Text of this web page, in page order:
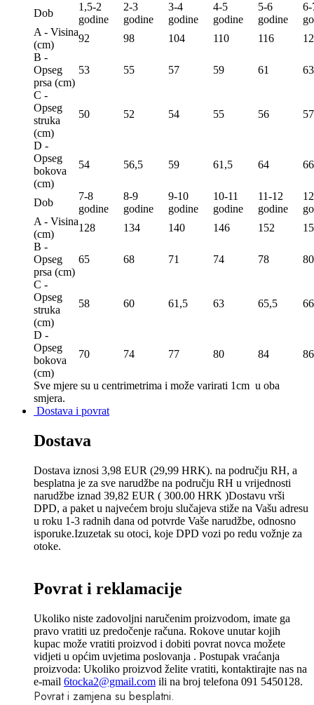
Dob
1,5-2
godine
2-3
godine
3-4
godine
4-5
godine
5-6
godine
6-
A - Visina
(сm)
92 98 104 110 116
B -
Opseg
prsa (сm)
53 55 57 59 61 63
C -
Opseg
struka
(сm)
50 52 54 55 56 57
D -
Opseg
bokova
(сm)
54 56,5 59 61,5 64 66
Dob
7-8
godine
8-9
godine
9-10
godine
10-11
godine
11-12
godine
A - Visina
(сm)
128 134 140 146 152
B -
Opseg
prsa (сm)
65 68 71 74 78 80
C -
Opseg
struka
(сm)
58 60 61,5 63 65,5
D -
Opseg
bokova
(сm)
70 74 77 80 84 86
Sve mjere su u centrimetrima i može varirati 1cm u oba
smjera.
Dostava i povrat
Dostava
Dostava iznosi 3,98 EUR (29,99 HRK). na području RH, a
besplatna je za sve narudžbe na području RH u vrijednosti
narudžbe iznad 39,82 EUR ( 300.00 HRK )Dostavu vrši
DPD, a paket u najvećem broju slučajeva stiže na Vašu adresu
u roku 1-3 radnih dana od potvrde Vaše narudžbe, odnosno
isporuke.Izuzetak su otoci, koje DPD vozi po redu vožnje za
otoke.
Povrat i reklamacije
Ukoliko niste zadovoljni naručenim proizvodom, imate ga
pravo vratiti uz predočenje računa. Rokove unutar kojih
kupac može vratiti proizvod i dobiti povrat novca možete
vidjeti u općim uvjetima poslovanja . Postupak vraćanja
proizvoda: Ukoliko proizvod želite vratiti, kontaktirajte nas na
e-mail 6tocka2@gmail.com ili na broj telefona 091 5450128.
Povrat i zamjena su besplatni.